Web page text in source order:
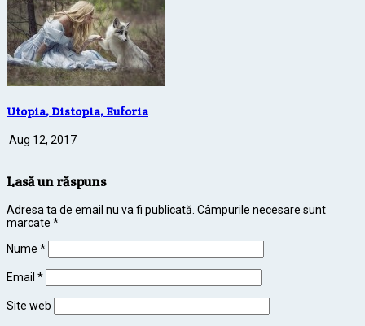
Utopia, Distopia, Euforia
Aug 12, 2017
Lasă un răspuns
Adresa ta de email nu va fi publicată. Câmpurile necesare sunt
marcate *
Nume *
Email *
Site web